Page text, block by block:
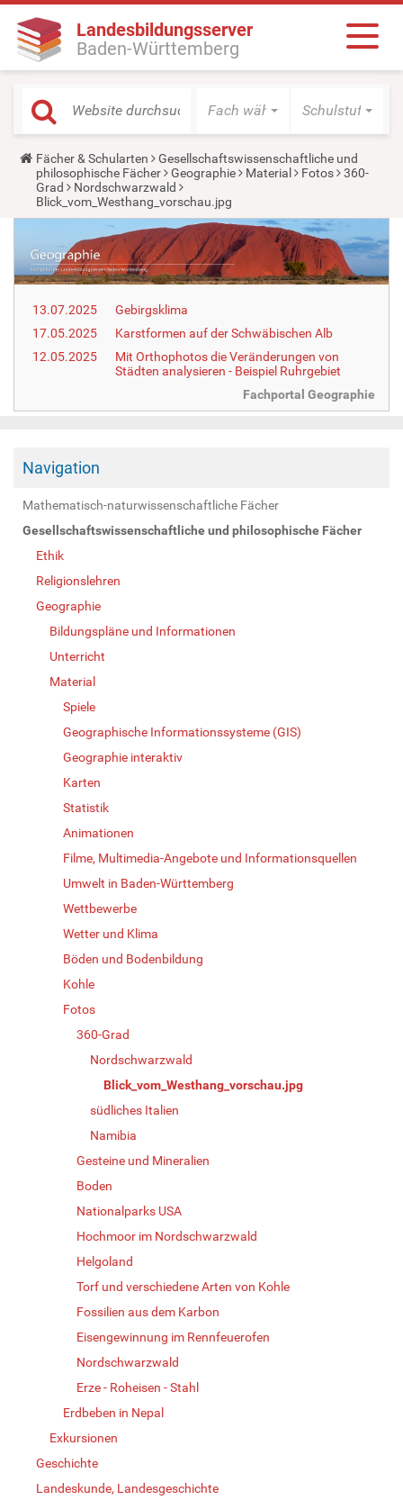
Landesbildungsserver
Baden-Württemberg
Fach wählen Schulstufe
Y
o
u
a
r
e
r
e
Fächer & Schularten
Gesellschaftswissenschaftliche und
philosophische Fächer
Geographie Material Fotos
360-
Grad
Nordschwarzwald
Blick_vom_Westhang_vorschau.jpg
13.07.2025
Gebirgsklima
17.05.2025
Karstformen auf der Schwäbischen Alb
12.05.2025
Mit Orthophotos die Veränderungen von
Städten analysieren - Beispiel Ruhrgebiet
Fachportal Geographie
Navigation
Mathematisch-naturwissenschaftliche Fächer
Gesellschaftswissenschaftliche und philosophische Fächer
Ethik
Religionslehren
Geographie
Bildungspläne und Informationen
Unterricht
Material
Spiele
Geographische Informationssysteme (GIS)
Geographie interaktiv
Karten
Statistik
Animationen
Filme, Multimedia-Angebote und Informationsquellen
Umwelt in Baden-Württemberg
Wettbewerbe
Wetter und Klima
Böden und Bodenbildung
Kohle
Fotos
360-Grad
Nordschwarzwald
Blick_vom_Westhang_vorschau.jpg
südliches Italien
Namibia
Gesteine und Mineralien
Boden
Nationalparks USA
Hochmoor im Nordschwarzwald
Helgoland
Torf und verschiedene Arten von Kohle
Fossilien aus dem Karbon
Eisengewinnung im Rennfeuerofen
Nordschwarzwald
Erze - Roheisen - Stahl
Erdbeben in Nepal
Exkursionen
Geschichte
Landeskunde, Landesgeschichte